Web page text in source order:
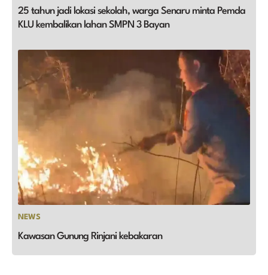
25 tahun jadi lokasi sekolah, warga Senaru minta Pemda
KLU kembalikan lahan SMPN 3 Bayan
NEWS
Kawasan Gunung Rinjani kebakaran